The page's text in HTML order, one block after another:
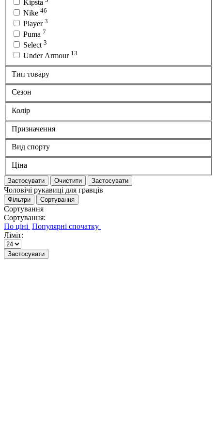
Kipsta
Nike 46
Player 3
Puma 7
Select 3
Under Armour 13
Тип товару
Сезон
Колір
Призначення
Вид спорту
Ціна
Застосувати Очистити Застосувати
Чоловічі рукавиці для гравців
Фільтри Сортування
Сортування
Сортування:
Ліміт:
Застосувати